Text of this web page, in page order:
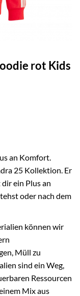
rot Kids
an Komfort.
25 Kollektion. Er
ein Plus an
oder nach dem
können wir
Müll zu
sind ein Weg,
Ressourcen
Mix aus